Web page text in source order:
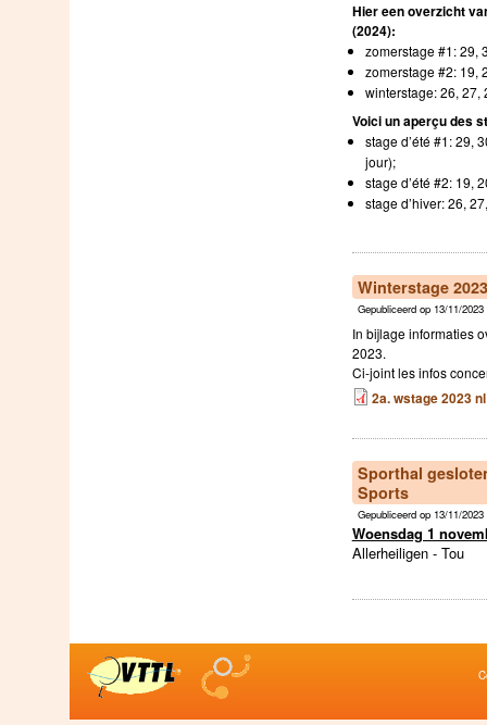
Hier een overzicht
(2024):
zomerstage #1: 29,
zomerstage #2: 19,
winterstage: 26, 27,
Voici un aperçu des
stage d’été #1: 29,
jour);
stage d’été #2: 19,
stage d’hiver: 26,
Winterstage
Gepubliceerd op 13/11/
In bijlage informaties
2023.
Ci-joint les infos
2a. wstage 2023
Sporthal
Sports
Gepubliceerd op 13/11/
Woensdag 1
Allerheiligen - Tou